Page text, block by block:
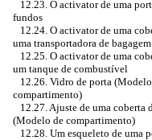
12.23. O activator de uma
fundos
12.24. O activator de uma
uma transportadora de bagagem
12.25. O activator de uma
um tanque de combustível
12.26. Vidro de porta
compartimento)
12.27. Ajuste de uma coberta
(Modelo de compartimento)
12.28. Um esqueleto de uma